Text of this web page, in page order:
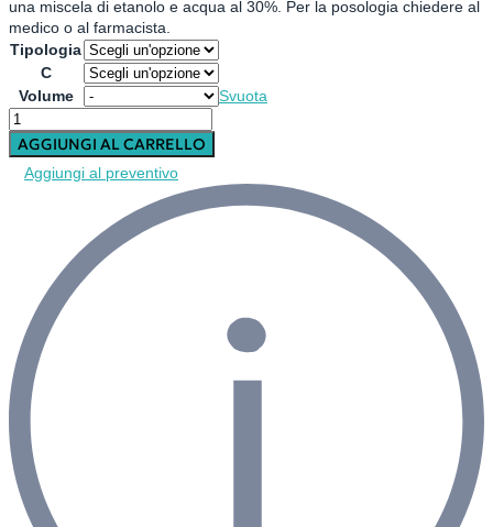
una miscela di etanolo e acqua al 30%. Per la posologia chiedere al
medico o al farmacista.
Tipologia
C
Volume
Svuota
Otitis
media
nosode
quantità
AGGIUNGI AL CARRELLO
Aggiungi al preventivo